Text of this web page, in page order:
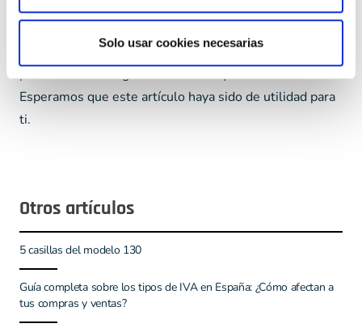
Solo usar cookies necesarias
debe respetar diversas normas y regulaciones. Es
adecuado de todas sus facturas expedidas y recibidas
para una correcta gestión contable y tributaria.
Esperamos que este artículo haya sido de utilidad para
ti.
Otros artículos
5 casillas del modelo 130
Guía completa sobre los tipos de IVA en España: ¿Cómo afectan a
tus compras y ventas?